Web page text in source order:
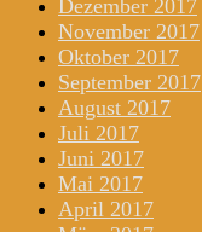
Dezember 2017
November 2017
Oktober 2017
September 2017
August 2017
Juli 2017
Juni 2017
Mai 2017
April 2017